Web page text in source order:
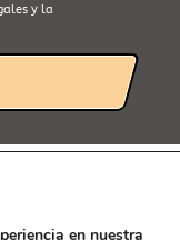
y la
en nuestra